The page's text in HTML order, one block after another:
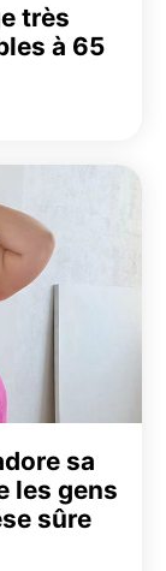
très
à 65
sa
les gens
sûre